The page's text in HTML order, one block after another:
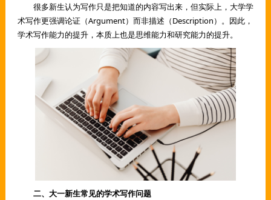
很多新生认为写作只是把知道的内容写出来，但实际上，大学学
术写作更强调论证（Argument）而非描述（Description）。因此，
学术写作能力的提升，本质上也是思维能力和研究能力的提升。
二、大一新生常见的学术写作问题